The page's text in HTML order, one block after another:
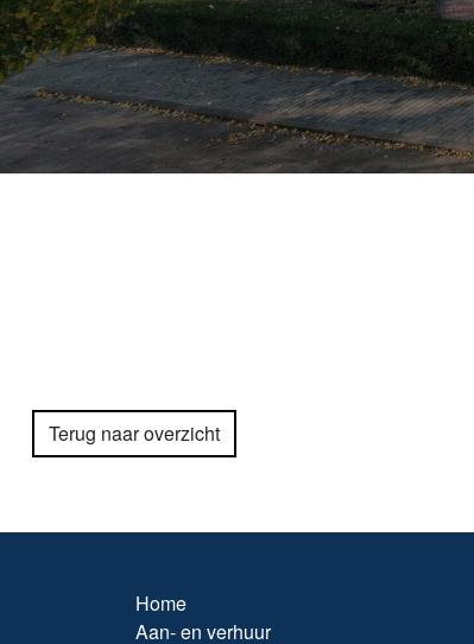
Terug naar overzicht
Home
Aan- en verhuur